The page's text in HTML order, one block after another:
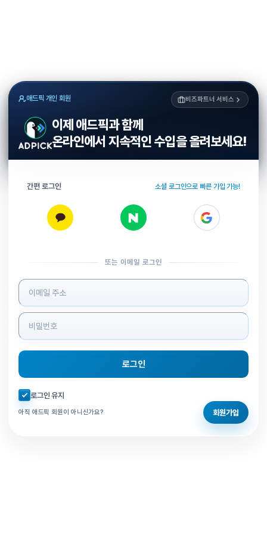
애드픽 개인 회원 비즈파트너 서비스
이제 애드픽과 함께
온라인에서 지속적인 수입을 올려보세요!
간편 로그인 소셜 로그인으로 빠른 가입 가능!
또는 이메일 로그인
로그인 정보 입력
로그인
자동로그인 체크
로그인 유지
아직 애드픽 회원이 아니신가요? 회원가입